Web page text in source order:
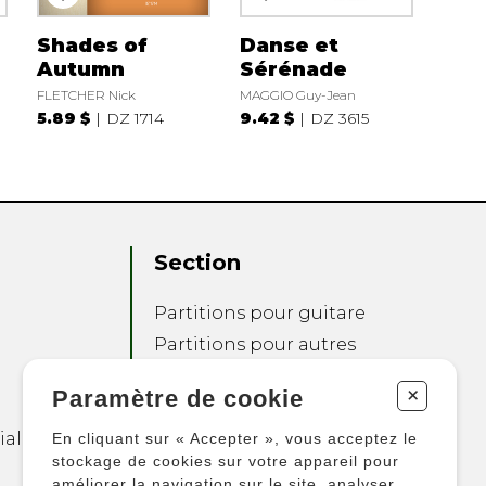
Shades of
Autumn
FLETCHER Nick
5.89 $ DZ 1714
Danse et
Sérénade
MAGGIO Guy-Jean
9.42 $ DZ 3615
Section
Partitions pour guitare
Partitions pour autres
Partitions pour
ensembles
Autres produits
Paramètre de cookie +
En cliquant sur « Accepter », vous acceptez le
stockage de cookies sur votre appareil pour